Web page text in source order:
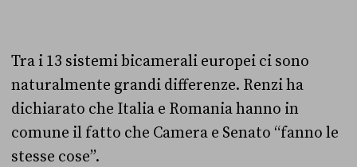
Tra i 13 sistemi bicamerali europei ci sono
naturalmente grandi differenze. Renzi ha
dichiarato che Italia e Romania hanno in
comune il fatto che Camera e Senato “fanno le
stesse cose”.